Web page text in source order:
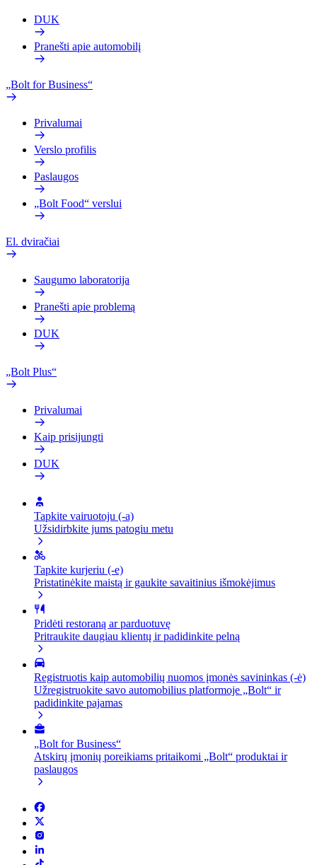
DUK
Pranešti apie automobilį
„Bolt for Business“
Privalumai
Verslo profilis
Paslaugos
„Bolt Food“ verslui
El. dviračiai
Saugumo laboratorija
Pranešti apie problemą
DUK
„Bolt Plus“
Privalumai
Kaip prisijungti
DUK
Tapkite vairuotoju (-a)
Užsidirbkite jums patogiu metu
Tapkite kurjeriu (-e)
Pristatinėkite maistą ir gaukite savaitinius išmokėjimus
Pridėti restoraną ar parduotuvę
Pritraukite daugiau klientų ir padidinkite pelną
Registruotis kaip automobilių nuomos įmonės savininkas (-ė)
Užregistruokite savo automobilius platformoje „Bolt“ ir
padidinkite pajamas
„Bolt for Business“
Atskirų įmonių poreikiams pritaikomi „Bolt“ produktai ir
paslaugos